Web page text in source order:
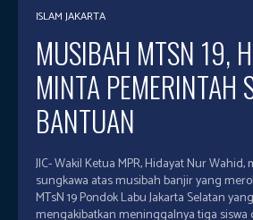
ISLAM JAKARTA
MUSIBAH MTSN 19,
MINTA PEMERINTAH
BANTUAN
JIC- Wakil Ketua MPR, Hidayat Nur
sungkawa atas musibah banjir yang
MTsN 19 Pondok Labu Jakarta Selatan
mengakibatkan meninggalnya tiga siswa